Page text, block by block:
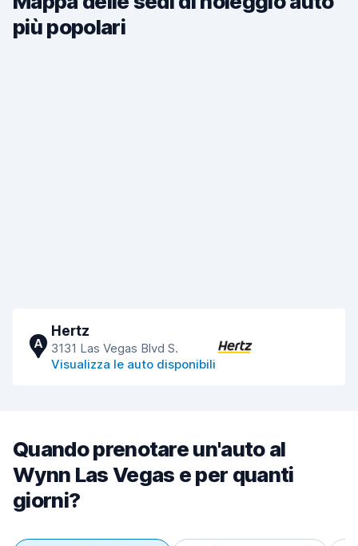
più popolari
A
Hertz
3131 Las Vegas Blvd S.
Visualizza le auto disponibili
Quando prenotare un'auto al
Wynn Las Vegas e per quanti
giorni?